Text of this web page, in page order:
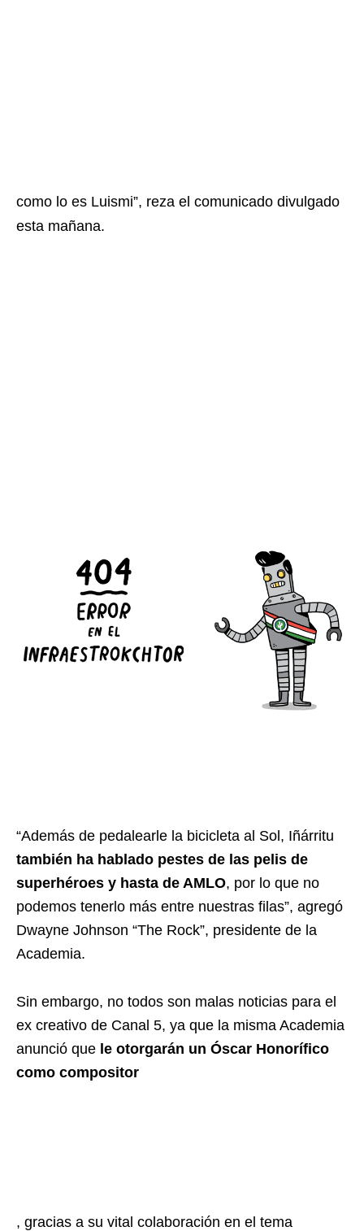
como lo es Luismi”, reza el comunicado divulgado
esta mañana.
“Además de pedalearle la bicicleta al Sol, Iñárritu
también ha hablado pestes de las pelis de
superhéroes y hasta de AMLO, por lo que no
podemos tenerlo más entre nuestras filas”, agregó
Dwayne Johnson “The Rock”, presidente de la
Academia.
Sin embargo, no todos son malas noticias para el
ex creativo de Canal 5, ya que la misma Academia
anunció que le otorgarán un Óscar Honorífico
como compositor
, gracias a su vital colaboración en el tema